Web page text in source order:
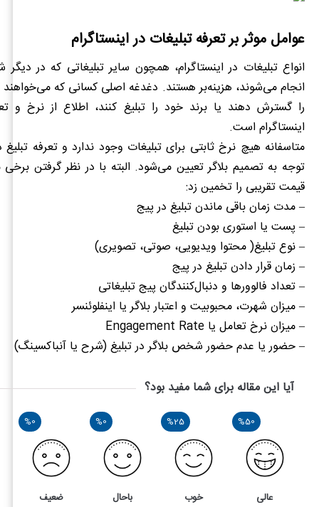
عوامل موثر بر تعرفه تبلیغات در اینستاگرام
انواع تبلیغات در اینستاگرام، همچون سایر تبلیغاتی که در
انجام می‌شوند، هزینه‌بر هستند. دغدغه اصلی کسانی که
را گسترش دهند یا برند خود را تبلیغ کنند، اطلاع از نرخ و
اینستاگرام است.
متاسفانه هیچ نرخ ثابتی برای تبلیغات وجود ندارد و تعرفه تبلیغ
توجه به تصمیم بلاگر تعیین می‌شود. البته با در نظر گرفتن
قیمت تقریبی را تخمین زد:
– مدت زمان باقی ماندن تبلیغ در پیج
– پست یا استوری بودن تبلیغ
– نوع تبلیغ( محتوا ویدیویی، صوتی، تصویری)
– زمان قرار دادن تبلیغ در پیج
– تعداد فالوورها و دنبال‌کنندگان پیج تبلیغاتی
– میزان شهرت، محبوبیت و اعتبار بلاگر یا اینفلوئنسر
– میزان نرخ تعامل یا Engagement Rate
– حضور یا عدم حضور شخص بلاگر در تبلیغ (شرح یا آنباکسینگ)
آیا این مقاله برای شما مفید بود؟
%50
عالی
%25
خوب
%0
باحال
%0
ضعیف